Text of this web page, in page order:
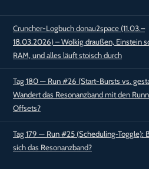
Cruncher-Logbuch donau2space (11.03.–
18.03.2026) – Wolkig draußen, Einstein
RAM, und alles läuft stoisch durch
Tag 180 — Run #26 (Start-Bursts vs.
Wandert das Resonanzband mit den
Offsets?
Tag 179 — Run #25 (Scheduling‑Toggle):
sich das Resonanzband?